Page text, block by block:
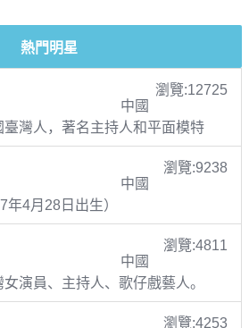
熱門明星
瀏覽:12725
中國
臺灣人，著名主持人和平面模特
瀏覽:9238
中國
年4月28日出生）
瀏覽:4811
中國
演員、主持人、歌仔戲藝人。
瀏覽:4253